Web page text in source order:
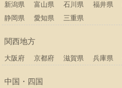
新潟県 富山県 石川県 福井県
静岡県
愛知県 三重県
関西地方
大阪府 京都府 滋賀県 兵庫県
中国・四国